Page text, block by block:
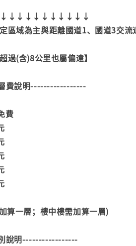
區域為主與距離國道1、國道3交流
過(含)8公里也屬偏遠】
費說明-----------------
費
算一層；樓中樓需加算一層)
說明-----------------